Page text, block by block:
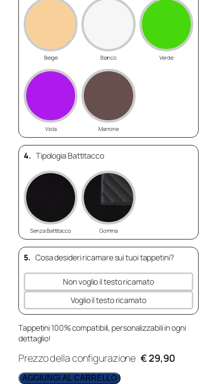
Beige Bianco Verde
Viola Marrone
4. Tipologia Battitacco
Senza Battitacco Gomma
5. Cosa desideri ricamare sui tuoi tappetini?
Non voglio il testo ricamato
Voglio il testo ricamato
Tappetini 100% compatibili, personalizzabili in ogni
dettaglio!
Prezzo della configurazione € 29,90
AGGIUNGI AL CARRELLO